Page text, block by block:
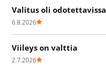
Valitus oli odotettavissa
6.8.2026
Viileys on valttia
2.7.2026